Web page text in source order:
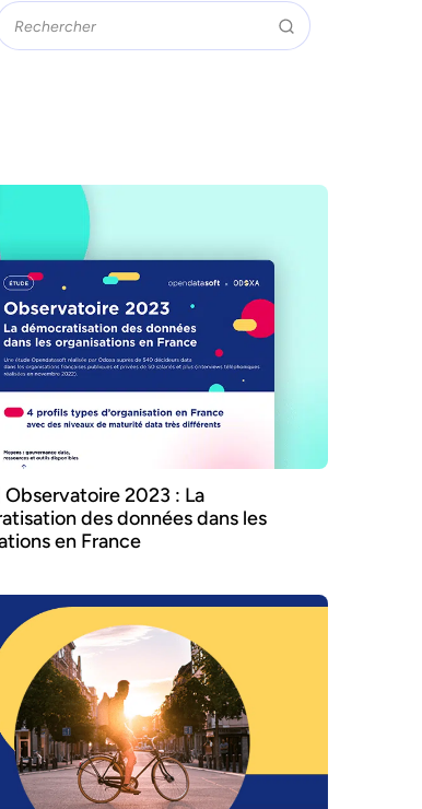
2023 : La
des données dans les
en France